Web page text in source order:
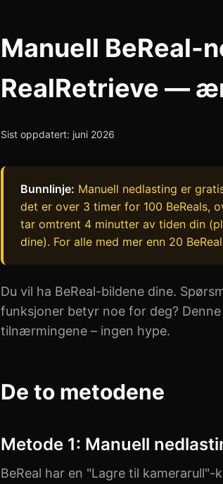
Manuell BeReal-
RealRetrieve —
Sist oppdatert: juni 2026
Bunnlinje: Manuell nedlasting er
det er over 3 timer for 100 BeReals,
tar omtrent 4 minutter av tiden din
dine). For alle med mer enn 20
Du vil ha BeReal-bildene dine.
funksjoner betyr noe for deg?
tilnærmingene – ingen hype.
De to metodene
Metode 1: Manuell
BeReal har en "Lagre til